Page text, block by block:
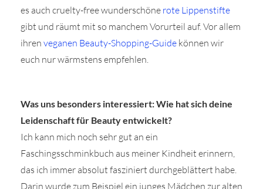
es auch cruelty-free wunderschöne rote Lippenstifte
gibt und räumt mit so manchem Vorurteil auf. Vor allem
ihren veganen Beauty-Shopping-Guide können wir
euch nur wärmstens empfehlen.
Was uns besonders interessiert: Wie hat sich deine
Leidenschaft für Beauty entwickelt?
Ich kann mich noch sehr gut an ein
Faschingsschminkbuch aus meiner Kindheit erinnern,
das ich immer absolut fasziniert durchgeblättert habe.
Darin wurde zum Beispiel ein junges Mädchen zur alten